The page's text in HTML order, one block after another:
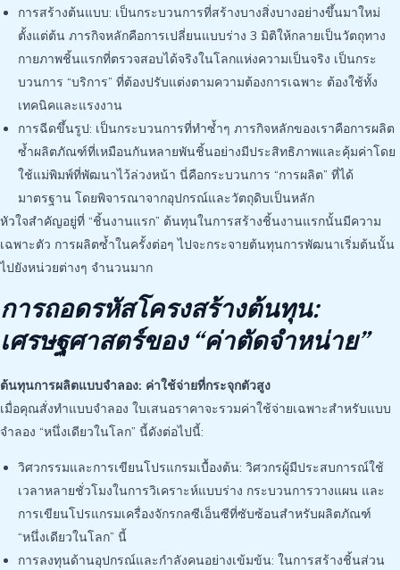
การสร้างต้นแบบ: เป็นกระบวนการที่สร้างบางสิ่งบางอย่างขึ้นมาใหม่
ตั้งแต่ต้น ภารกิจหลักคือการเปลี่ยนแบบร่าง 3 มิติให้กลายเป็นวัตถุทาง
กายภาพชิ้นแรกที่ตรวจสอบได้จริงในโลกแห่งความเป็นจริง เป็นกระ
บวนการ “บริการ” ที่ต้องปรับแต่งตามความต้องการเฉพาะ ต้องใช้ทั้ง
เทคนิคและแรงงาน
การฉีดขึ้นรูป: เป็นกระบวนการที่ทำซ้ำๆ ภารกิจหลักของเราคือการผลิต
ซ้ำผลิตภัณฑ์ที่เหมือนกันหลายพันชิ้นอย่างมีประสิทธิภาพและคุ้มค่าโดย
ใช้แม่พิมพ์ที่พัฒนาไว้ล่วงหน้า นี่คือกระบวนการ “การผลิต” ที่ได้
มาตรฐาน โดยพิจารณาจากอุปกรณ์และวัตถุดิบเป็นหลัก
หัวใจสำคัญอยู่ที่ “ชิ้นงานแรก” ต้นทุนในการสร้างชิ้นงานแรกนั้นมีความ
เฉพาะตัว การผลิตซ้ำในครั้งต่อๆ ไปจะกระจายต้นทุนการพัฒนาเริ่มต้นนั้น
ไปยังหน่วยต่างๆ จำนวนมาก
การถอดรหัสโครงสร้างต้นทุน:
เศรษฐศาสตร์ของ “ค่าตัดจำหน่าย”
ต้นทุนการผลิตแบบจำลอง: ค่าใช้จ่ายที่กระจุกตัวสูง
เมื่อคุณสั่งทำแบบจำลอง ใบเสนอราคาจะรวมค่าใช้จ่ายเฉพาะสำหรับแบบ
จำลอง “หนึ่งเดียวในโลก” นี้ดังต่อไปนี้:
วิศวกรรมและการเขียนโปรแกรมเบื้องต้น: วิศวกรผู้มีประสบการณ์ใช้
เวลาหลายชั่วโมงในการวิเคราะห์แบบร่าง กระบวนการวางแผน และ
การเขียนโปรแกรมเครื่องจักรกลซีเอ็นซีที่ซับซ้อนสำหรับผลิตภัณฑ์
“หนึ่งเดียวในโลก” นี้
การลงทุนด้านอุปกรณ์และกำลังคนอย่างเข้มข้น: ในการสร้างชิ้นส่วน